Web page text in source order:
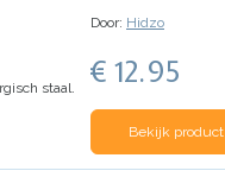
staal.
Door: Hidzo
€ 12.95
Bekijk product